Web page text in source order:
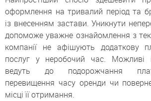
оформлення на тривалий період та
із внесенням застави. Уникнути
допоможе уважне ознайомлення з
компанії не афішують додаткову
послуг у неробочий час.
ведуть до подорожчання
перевищення часу оренди чи
місці її отримання.